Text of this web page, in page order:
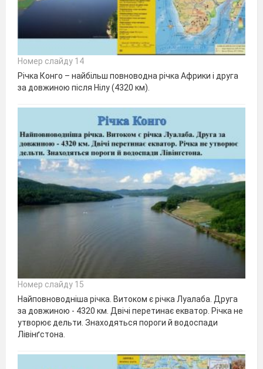
Номер слайду 14
Річка Конго – найбільш повноводна річка Африки і друга
за довжиною після Нілу (4320 км).
Номер слайду 15
Найповноводніша річка. Витоком є річка Луалаба. Друга
за довжиною - 4320 км. Двічі перетинає екватор. Річка не
утворює дельти. Знаходяться пороги й водоспади
Лівінґстона.